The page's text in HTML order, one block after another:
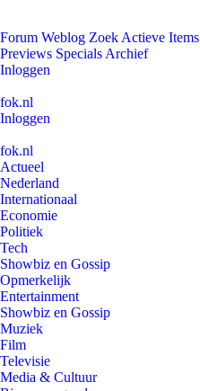
Forum Weblog Zoek Actieve Items
Previews Specials Archief
Inloggen
fok.nl
Inloggen
fok.nl
Actueel
Nederland
Internationaal
Economie
Politiek
Tech
Showbiz en Gossip
Opmerkelijk
Entertainment
Showbiz en Gossip
Muziek
Film
Televisie
Media & Cultuur